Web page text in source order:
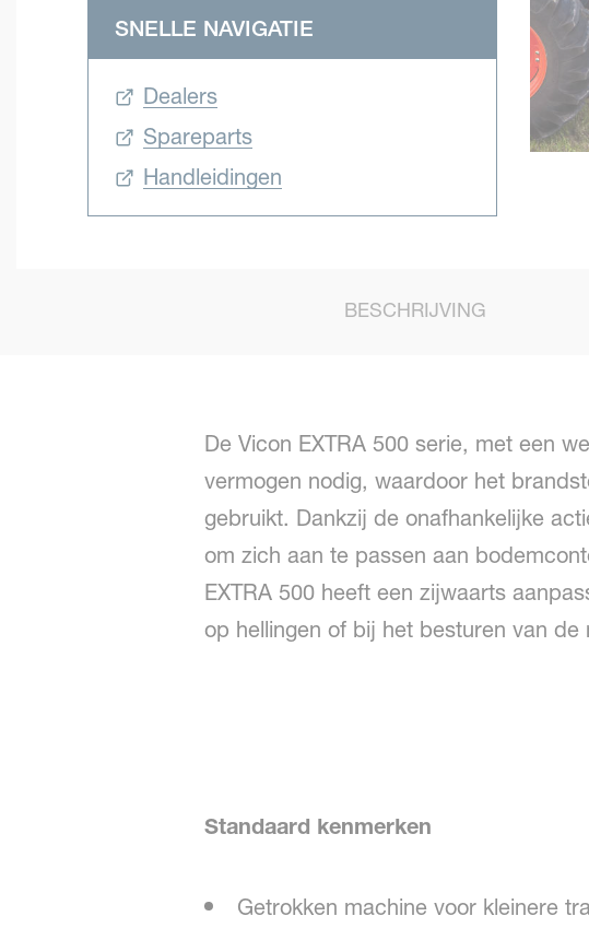
SNELLE NAVIGATIE
Dealers
Spareparts
Handleidingen
BESCHRIJVING
De Vicon EXTRA 500 serie, met een
vermogen nodig, waardoor het
gebruikt. Dankzij de onafhankelijke
om zich aan te passen aan
EXTRA 500 heeft een zijwaarts
op hellingen of bij het besturen van de
Standaard kenmerken
Getrokken machine voor kleinere